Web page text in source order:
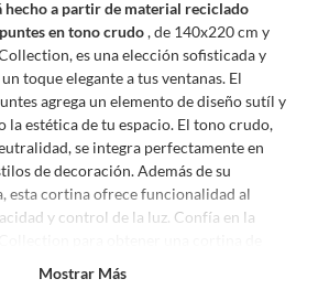
hecho a partir de material reciclado
en tono crudo, de 140x220 cm y
es una elección sofisticada y
toque elegante a tus ventanas. El
agrega un elemento de diseño sutíl y
la estética de tu espacio. El tono crudo,
se integra perfectamente en
de decoración. Además de su
esta cortina ofrece funcionalidad al
y control de la luz. Confía en la
Mostrar Más